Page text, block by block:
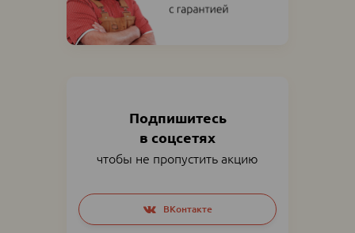
Подпишитесь
в соцсетях
чтобы не пропустить акцию
Social
networks
links
ВКонтакте